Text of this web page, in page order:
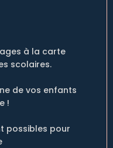
à la carte
scolaires.
de vos enfants
!
possibles pour